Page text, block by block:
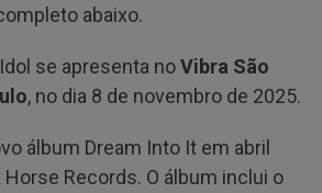
abaixo.
se apresenta noVibra São
, no dia 8 de novembro de 2025.
álbum Dream Into It em abril
Horse Records. O álbum inclui o